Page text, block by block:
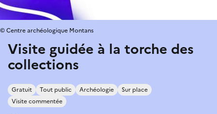
Visite guidée à la torche des
collections
Gratuit Tout public Archéologie
Sur place
Visite commentée
© Centre archéologique Montans